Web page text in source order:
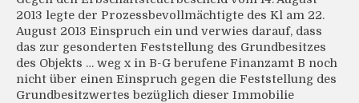
2013 legte der Prozessbevollmächtigte des Kl am 22.
August 2013 Einspruch ein und verwies darauf, dass
das zur gesonderten Feststellung des Grundbesitzes
des Objekts … weg x in B-G berufene Finanzamt B noch
nicht über einen Einspruch gegen die Feststellung des
Grundbesitzwertes bezüglich dieser Immobilie